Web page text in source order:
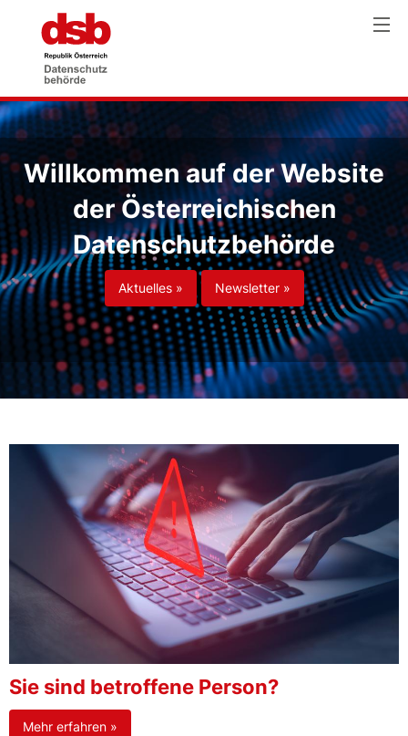
Willkommen auf der Website
der Österreichischen
Datenschutzbehörde
Aktuelles » Newsletter »
Sie sind betroffene Person?
Mehr erfahren »